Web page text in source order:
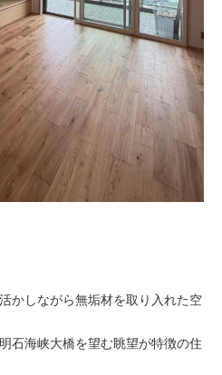
かしながら無垢材を取り入れた空
石海峡大橋を望む眺望が特徴の住